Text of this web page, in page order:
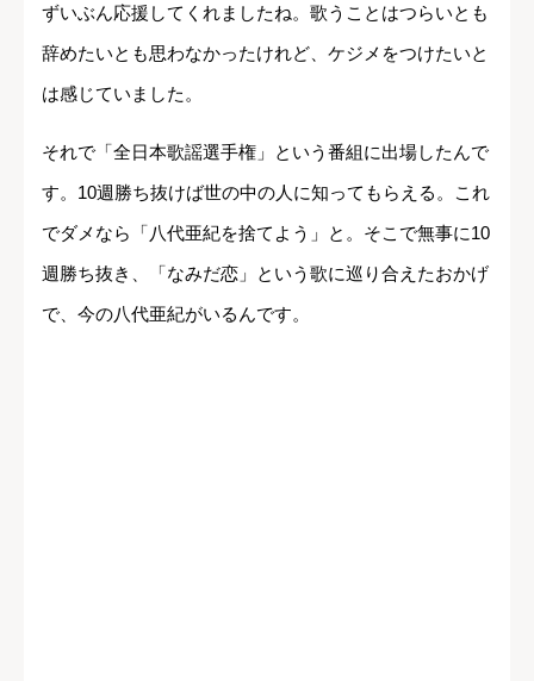
ずいぶん応援してくれましたね。歌うことはつらいとも
辞めたいとも思わなかったけれど、ケジメをつけたいと
は感じていました。
それで「全日本歌謡選手権」という番組に出場したんで
す。10週勝ち抜けば世の中の人に知ってもらえる。これ
でダメなら「八代亜紀を捨てよう」と。そこで無事に10
週勝ち抜き、「なみだ恋」という歌に巡り合えたおかげ
で、今の八代亜紀がいるんです。